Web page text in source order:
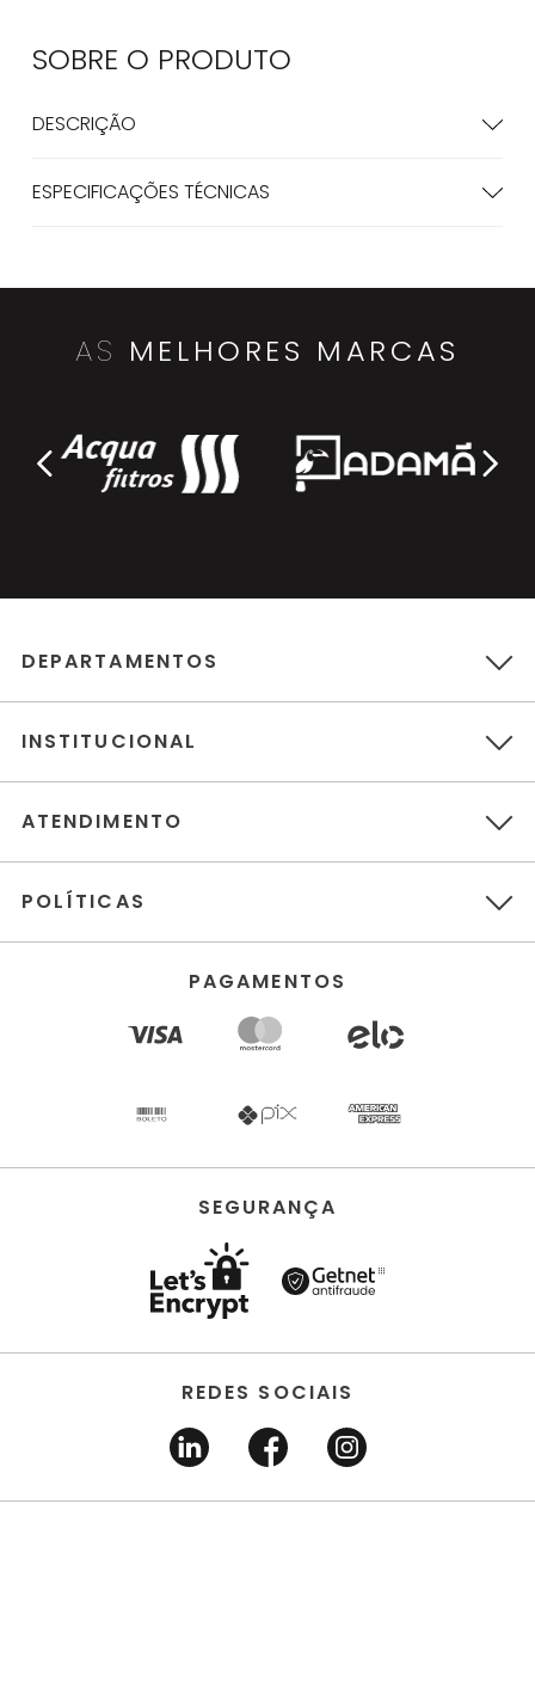
SOBRE O PRODUTO
DESCRIÇÃO
ESPECIFICAÇÕES TÉCNICAS
AS MELHORES MARCAS
DEPARTAMENTOS
INSTITUCIONAL
ATENDIMENTO
POLÍTICAS
PAGAMENTOS
SEGURANÇA
REDES SOCIAIS